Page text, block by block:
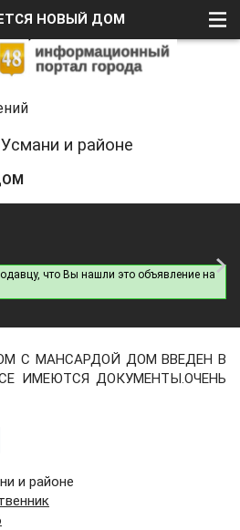
НОВЫЙ ДОМ
и районе
что Вы нашли это объявление на
С МАНСАРДОЙ ДОМ ВВЕДЕН В
ИМЕЮТСЯ ДОКУМЕНТЫ.ОЧЕНЬ
и районе